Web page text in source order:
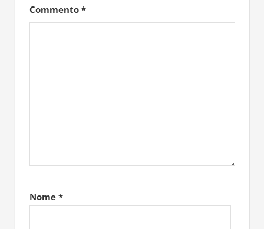
Commento *
Nome *